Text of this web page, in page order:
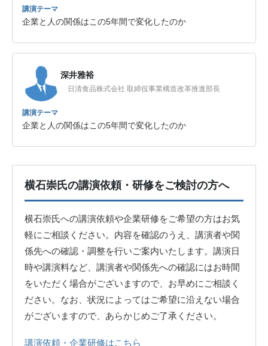
講演テーマ
企業と人の関係はこの5年間で変化したのか
深井雅裕
日清食品株式会社 取締役事業構造改革推進部長
講演テーマ
企業と人の関係はこの5年間で変化したのか
横石崇氏の講演依頼・研修をご検討の方へ
横石崇氏への講演依頼や企業研修をご希望の方はお気
軽にご相談ください。内容を確認のうえ、講演者や関
係先への確認・調整を行いご案内いたします。講演日
時や講演料など、講演者や関係先への確認にはお時間
をいただく場合がございますので、お早めにご相談く
ださい。なお、状況によってはご希望に沿えない場合
がございますので、あらかじめご了承ください。
講演依頼・企業研修はこちら